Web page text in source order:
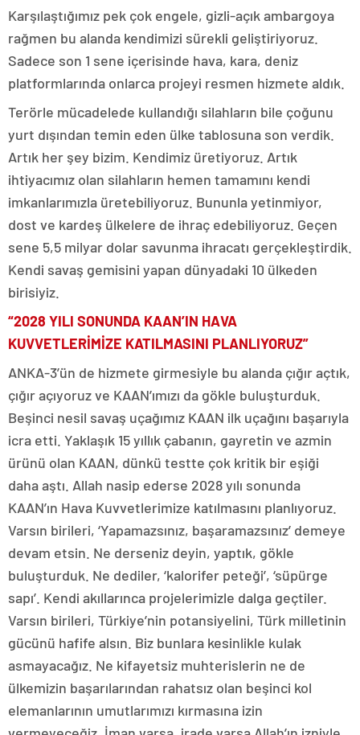
Karşılaştığımız pek çok engele, gizli-açık ambargoya
rağmen bu alanda kendimizi sürekli geliştiriyoruz.
Sadece son 1 sene içerisinde hava, kara, deniz
platformlarında onlarca projeyi resmen hizmete aldık.
Terörle mücadelede kullandığı silahların bile çoğunu
yurt dışından temin eden ülke tablosuna son verdik.
Artık her şey bizim. Kendimiz üretiyoruz. Artık
ihtiyacımız olan silahların hemen tamamını kendi
imkanlarımızla üretebiliyoruz. Bununla yetinmiyor,
dost ve kardeş ülkelere de ihraç edebiliyoruz. Geçen
sene 5,5 milyar dolar savunma ihracatı gerçekleştirdik.
Kendi savaş gemisini yapan dünyadaki 10 ülkeden
birisiyiz.
“2028 YILI SONUNDA KAAN’IN HAVA
KUVVETLERİMİZE KATILMASINI PLANLIYORUZ”
ANKA-3’ün de hizmete girmesiyle bu alanda çığır açtık,
çığır açıyoruz ve KAAN’ımızı da gökle buluşturduk.
Beşinci nesil savaş uçağımız KAAN ilk uçağını başarıyla
icra etti. Yaklaşık 15 yıllık çabanın, gayretin ve azmin
ürünü olan KAAN, dünkü testte çok kritik bir eşiği
daha aştı. Allah nasip ederse 2028 yılı sonunda
KAAN’ın Hava Kuvvetlerimize katılmasını planlıyoruz.
Varsın birileri, ‘Yapamazsınız, başaramazsınız’ demeye
devam etsin. Ne derseniz deyin, yaptık, gökle
buluşturduk. Ne dediler, ‘kalorifer peteği’, ‘süpürge
sapı’. Kendi akıllarınca projelerimizle dalga geçtiler.
Varsın birileri, Türkiye’nin potansiyelini, Türk milletinin
gücünü hafife alsın. Biz bunlara kesinlikle kulak
asmayacağız. Ne kifayetsiz muhterislerin ne de
ülkemizin başarılarından rahatsız olan beşinci kol
elemanlarının umutlarımızı kırmasına izin